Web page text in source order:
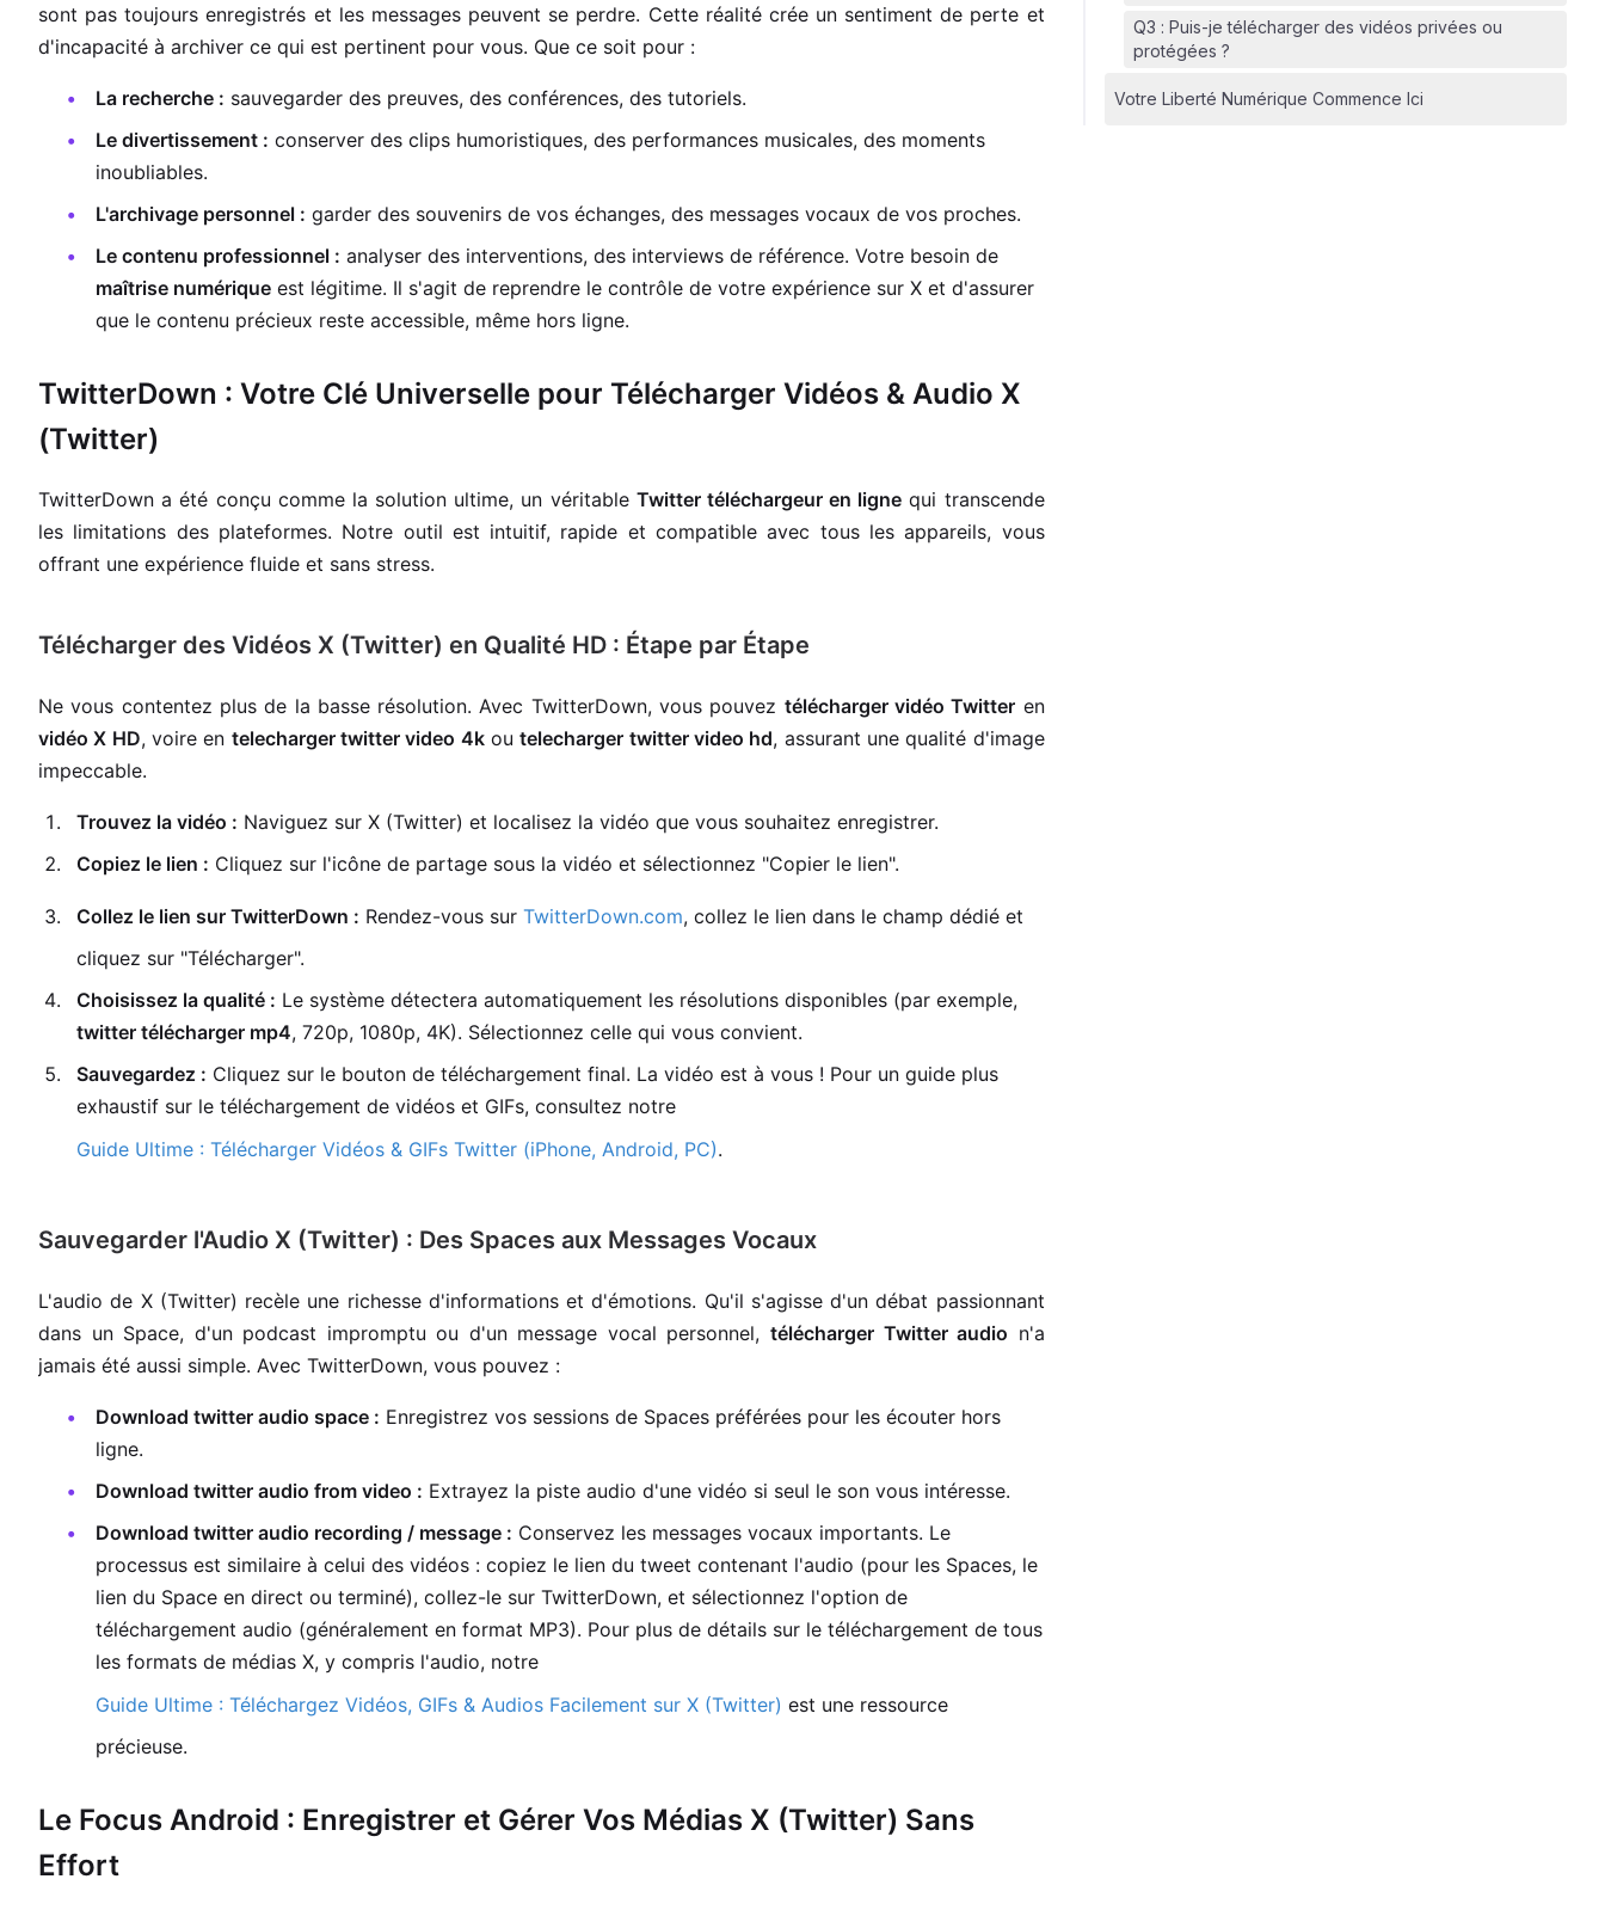
sont pas toujours enregistrés et les messages peuvent se perdre. Cette réalité crée un sentiment de perte et
d'incapacité à archiver ce qui est pertinent pour vous. Que ce soit pour :
La recherche : sauvegarder des preuves, des conférences, des tutoriels.
Le divertissement : conserver des clips humoristiques, des performances musicales, des moments
inoubliables.
L'archivage personnel : garder des souvenirs de vos échanges, des messages vocaux de vos proches.
Le contenu professionnel : analyser des interventions, des interviews de référence. Votre besoin de
maîtrise numérique est légitime. Il s'agit de reprendre le contrôle de votre expérience sur X et d'assurer
que le contenu précieux reste accessible, même hors ligne.
TwitterDown : Votre Clé Universelle pour Télécharger Vidéos & Audio X
(Twitter)
TwitterDown a été conçu comme la solution ultime, un véritable Twitter téléchargeur en ligne qui transcende
les limitations des plateformes. Notre outil est intuitif, rapide et compatible avec tous les appareils, vous
offrant une expérience fluide et sans stress.
Télécharger des Vidéos X (Twitter) en Qualité HD : Étape par Étape
Ne vous contentez plus de la basse résolution. Avec TwitterDown, vous pouvez télécharger vidéo Twitter en
vidéo X HD, voire en telecharger twitter video 4koutelecharger twitter video hd, assurant une qualité d'image
impeccable.
Trouvez la vidéo : Naviguez sur X (Twitter) et localisez la vidéo que vous souhaitez enregistrer.
Copiez le lien : Cliquez sur l'icône de partage sous la vidéo et sélectionnez "Copier le lien".
Collez le lien sur TwitterDown : Rendez-vous sur TwitterDown.com, collez le lien dans le champ dédié et
cliquez sur "Télécharger".
Choisissez la qualité : Le système détectera automatiquement les résolutions disponibles (par exemple,
twitter télécharger mp4, 720p, 1080p, 4K). Sélectionnez celle qui vous convient.
Sauvegardez : Cliquez sur le bouton de téléchargement final. La vidéo est à vous ! Pour un guide plus
exhaustif sur le téléchargement de vidéos et GIFs, consultez notre
Guide Ultime : Télécharger Vidéos & GIFs Twitter (iPhone, Android, PC).
Sauvegarder l'Audio X (Twitter) : Des Spaces aux Messages Vocaux
L'audio de X (Twitter) recèle une richesse d'informations et d'émotions. Qu'il s'agisse d'un débat passionnant
dans un Space, d'un podcast impromptu ou d'un message vocal personnel, télécharger Twitter audio n'a
jamais été aussi simple. Avec TwitterDown, vous pouvez :
Download twitter audio space : Enregistrez vos sessions de Spaces préférées pour les écouter hors
ligne.
Download twitter audio from video : Extrayez la piste audio d'une vidéo si seul le son vous intéresse.
Download twitter audio recording / message : Conservez les messages vocaux importants. Le
processus est similaire à celui des vidéos : copiez le lien du tweet contenant l'audio (pour les Spaces, le
lien du Space en direct ou terminé), collez-le sur TwitterDown, et sélectionnez l'option de
téléchargement audio (généralement en format MP3). Pour plus de détails sur le téléchargement de tous
les formats de médias X, y compris l'audio, notre
Guide Ultime : Téléchargez Vidéos, GIFs & Audios Facilement sur X (Twitter) est une ressource
précieuse.
Le Focus Android : Enregistrer et Gérer Vos Médias X (Twitter) Sans
Effort
Q3 : Puis-je télécharger des vidéos privées ou
protégées ?
Votre Liberté Numérique Commence Ici